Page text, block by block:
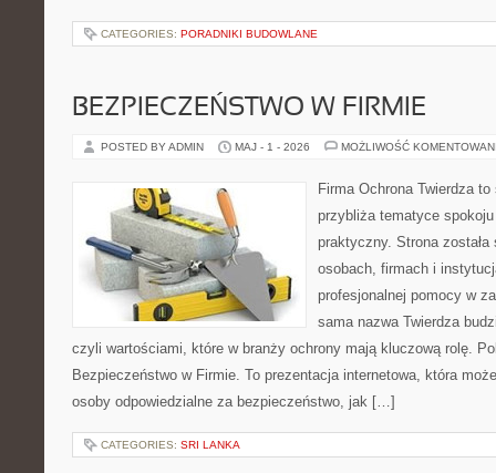
CATEGORIES: PORADNIKI BUDOWLANE
BEZPIECZEŃSTWO W FIRMIE
POSTED BY ADMIN MAJ - 1 - 2026 MOŻLIWOŚĆ
Firma Ochrona Twierdza
przybliża tematyce
praktyczny. Strona
osobach, firmach i
profesjonalnej pomocy w
sama nazwa Twierdza
czyli wartościami, które w branży ochrony mają kluczową rolę.
Bezpieczeństwo w Firmie. To prezentacja internetowa, która
osoby odpowiedzialne za bezpieczeństwo, jak […]
CATEGORIES: SRI LANKA